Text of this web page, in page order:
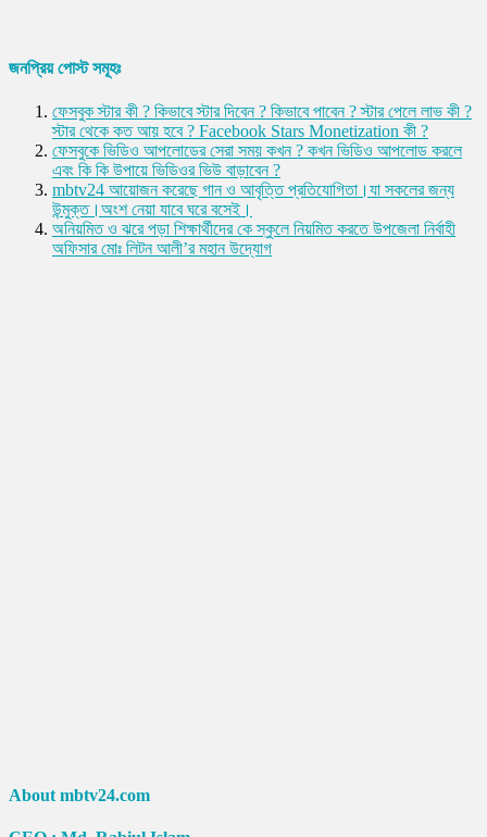
জনপ্রিয় পোস্ট সমূহঃ
ফেসবুক স্টার কী ? কিভাবে স্টার দিবেন ? কিভাবে পাবেন ? স্টার পেলে লাভ কী ?
স্টার থেকে কত আয় হবে ? Facebook Stars Monetization কী ?
ফেসবুকে ভিডিও আপলোডের সেরা সময় কখন ? কখন ভিডিও আপলোড করলে
এবং কি কি উপায়ে ভিডিওর ভিউ বাড়াবেন ?
mbtv24 আয়োজন করেছে গান ও আবৃত্তি প্রতিযোগিতা।যা সকলের জন্য
উন্মুক্ত।অংশ নেয়া যাবে ঘরে বসেই।
অনিয়মিত ও ঝরে পড়া শিক্ষার্থীদের কে স্কুলে নিয়মিত করতে উপজেলা নির্বাহী
অফিসার মোঃ লিটন আলী’র মহান উদ্যোগ
About mbtv24.com